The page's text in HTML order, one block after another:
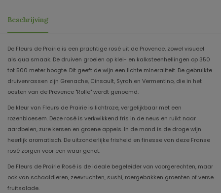
Beschrijving
De Fleurs de Prairie is een prachtige rosé uit de Provence, zowel visueel
als qua smaak. De druiven groeien op klei- en kalksteenhellingen op 350
tot 500 meter hoogte. Dit geeft de wijn een lichte mineraliteit. De gebruikte
druivenrassen zijn Grenache, Cinsault, Syrah en Vermentino, die in het
oosten van de Provence "Rolle" wordt genoemd.
De kleur van Fleurs de Prairie is lichtroze, vergelijkbaar met een
rozenbloesem. Deze rosé is verkwikkend fris in de neus en ruikt naar
aardbeien, zure kersen en groene appels. In de mond is de droge wijn
heerlijk aromatisch. De uitzonderlijke frisheid en finesse van deze Franse
rosé zorgen voor een waar genot.
De Fleurs de Prairie Rosé is de ideale begeleider van voorgerechten, maar
ook van schaaldieren, zeevruchten, sushi, roergebakken groenten of verse
fruitsalade.